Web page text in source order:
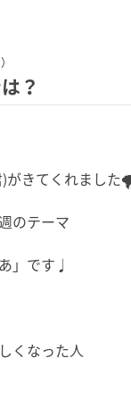
？
)がきてくれまし
のテーマ
」です♩
くなった人